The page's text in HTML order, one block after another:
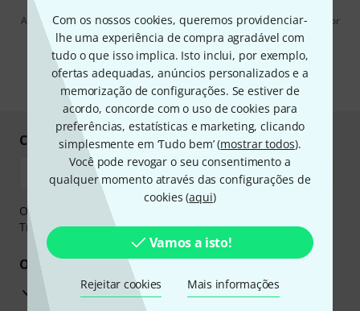
Com os nossos cookies, queremos providenciar-
lhe uma experiência de compra agradável com
tudo o que isso implica. Isto inclui, por exemplo,
ofertas adequadas, anúncios personalizados e a
memorização de configurações. Se estiver de
acordo, concorde com o uso de cookies para
preferências, estatísticas e marketing, clicando
simplesmente em ‘Tudo bem’ (mostrar todos).
Você pode revogar o seu consentimento a
qualquer momento através das configurações de
cookies (aqui)
Vamos a isto!
Rejeitar cookies Mais informações
Ao clicar em "Inscreva-se agora", concordo em receber publicidade por
e-mail. Posso cancelar a assinatura a qualquer momento. Você pode
encontrar mais informações sobre a newsletter na nossadiretriz de
proteção de dados.
* Requeridos
Compre e pague em segurança
O pagamento pode ser feito de forma segura através de
Transferência bancária, PayPal ou Cartão de crédito.
Os seus benefícios
Garantia Thomann de 3 anos